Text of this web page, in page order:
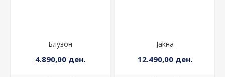
Блузон
4.890,00 ден.
Јакна
12.490,00 ден.